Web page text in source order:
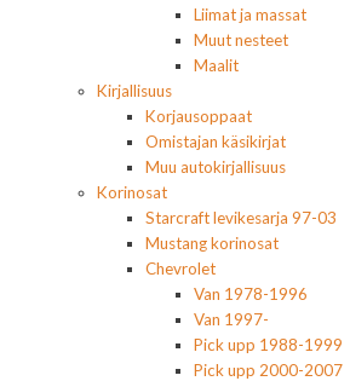
Liimat ja massat
Muut nesteet
Maalit
Kirjallisuus
Korjausoppaat
Omistajan käsikirjat
Muu autokirjallisuus
Korinosat
Starcraft levikesarja 97-03
Mustang korinosat
Chevrolet
Van 1978-1996
Van 1997-
Pick upp 1988-1999
Pick upp 2000-2007